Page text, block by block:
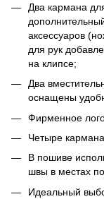
Два кармана
аксессуаров
для рук
на клипсе;
Два
оснащены
Фирменное
Четыре
В пошиве
швы в местах
Идеальный